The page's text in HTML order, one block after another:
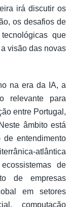
irá discutir os
os desafios de
que
visão das novas
na era da IA, a
relevante para
entre Portugal,
âmbito está
de entendimento
atlântica
de
de empresas
em setores
computação